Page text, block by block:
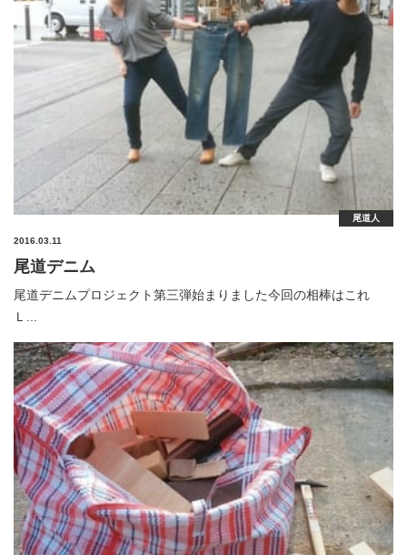
2016.03.11
尾道人
尾道デニム
尾道デニムプロジェクト第三弾始まりました今回の相棒はこれ
Ｌ...